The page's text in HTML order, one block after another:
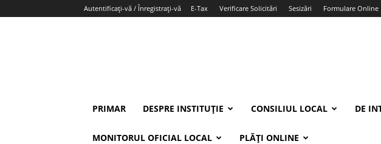
Autentificați-vă / Înregistrați-vă E-Tax Verificare Solicitări Sesizări Formulare Online
PRIMAR DESPRE INSTITUȚIE CONSILIUL LOCAL DE
MONITORUL OFICIAL LOCAL PLĂȚI ONLINE